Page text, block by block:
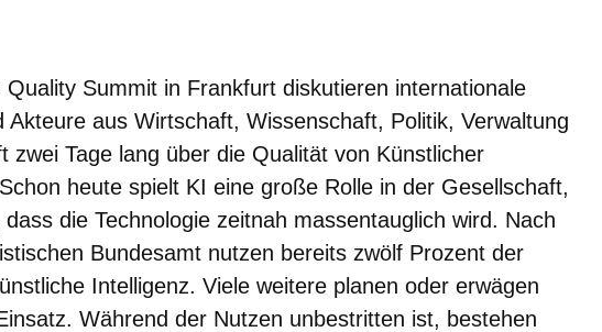
Quality Summit in Frankfurt diskutieren internationale
Akteure aus Wirtschaft, Wissenschaft, Politik, Verwaltung
zwei Tage lang über die Qualität von Künstlicher
heute spielt KI eine große Rolle in der Gesellschaft,
die Technologie zeitnah massentauglich wird. Nach
Bundesamt nutzen bereits zwölf Prozent der
Intelligenz. Viele weitere planen oder erwägen
Während der Nutzen unbestritten ist, bestehen